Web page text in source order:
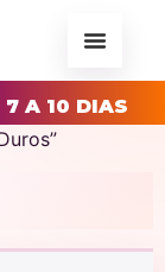
7 A 10 DIAS